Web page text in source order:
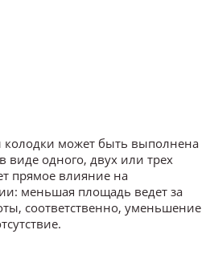
колодки может быть выполнена
виде одного, двух или трех
прямое влияние на
меньшая площадь ведет за
соответственно, уменьшение